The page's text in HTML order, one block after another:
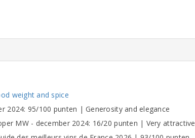
weight and spice
2024: 95/100 punten | Generosity and elegance
MW - december 2024: 16/20 punten | Very attractive